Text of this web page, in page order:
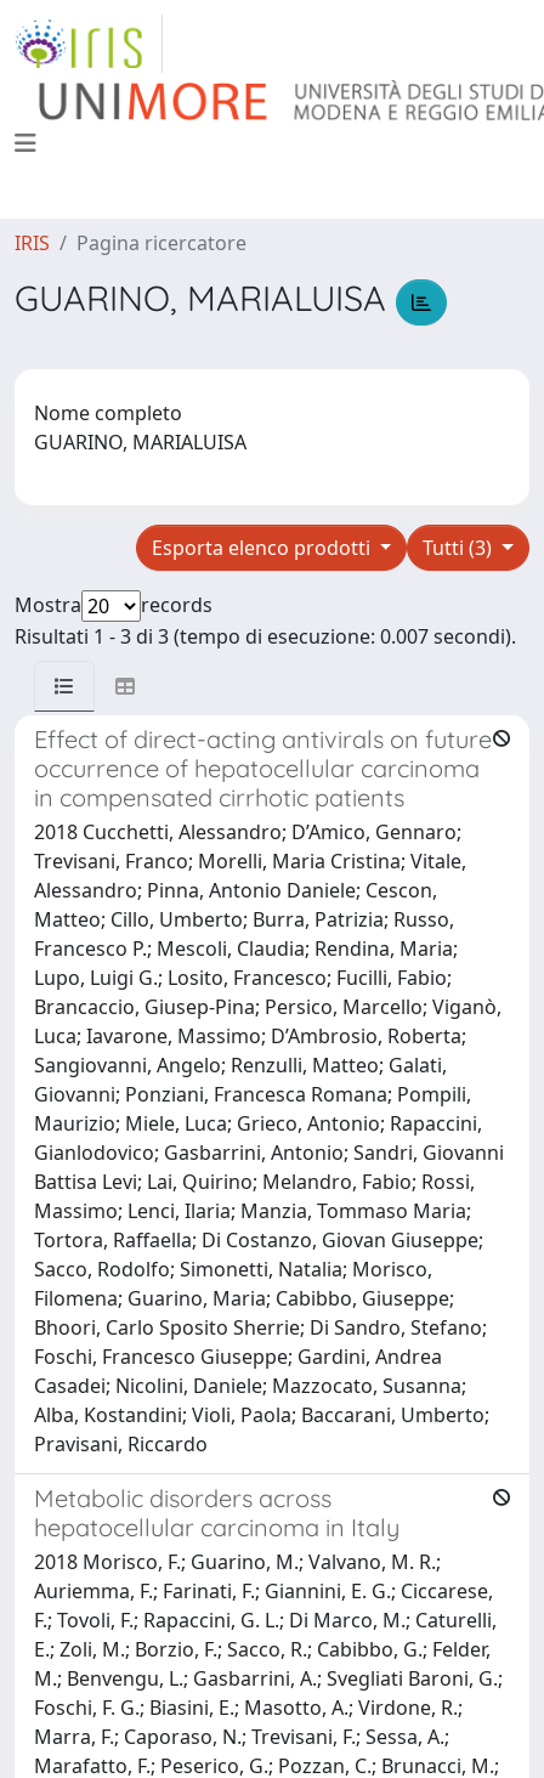
IRIS Pagina ricercatore
GUARINO, MARIALUISA
Nome completo
GUARINO, MARIALUISA
Tutti (3)
Esporta elenco prodotti
Mostra
records
Risultati 1 - 3 di 3 (tempo di esecuzione: 0.007 secondi).
Effect of direct-acting antivirals on future
occurrence of hepatocellular carcinoma
in compensated cirrhotic patients
2018 Cucchetti, Alessandro; D’Amico, Gennaro;
Trevisani, Franco; Morelli, Maria Cristina; Vitale,
Alessandro; Pinna, Antonio Daniele; Cescon,
Matteo; Cillo, Umberto; Burra, Patrizia; Russo,
Francesco P.; Mescoli, Claudia; Rendina, Maria;
Lupo, Luigi G.; Losito, Francesco; Fucilli, Fabio;
Brancaccio, Giusep-Pina; Persico, Marcello; Viganò,
Luca; Iavarone, Massimo; D’Ambrosio, Roberta;
Sangiovanni, Angelo; Renzulli, Matteo; Galati,
Giovanni; Ponziani, Francesca Romana; Pompili,
Maurizio; Miele, Luca; Grieco, Antonio; Rapaccini,
Gianlodovico; Gasbarrini, Antonio; Sandri, Giovanni
Battisa Levi; Lai, Quirino; Melandro, Fabio; Rossi,
Massimo; Lenci, Ilaria; Manzia, Tommaso Maria;
Tortora, Raffaella; Di Costanzo, Giovan Giuseppe;
Sacco, Rodolfo; Simonetti, Natalia; Morisco,
Filomena; Guarino, Maria; Cabibbo, Giuseppe;
Bhoori, Carlo Sposito Sherrie; Di Sandro, Stefano;
Foschi, Francesco Giuseppe; Gardini, Andrea
Casadei; Nicolini, Daniele; Mazzocato, Susanna;
Alba, Kostandini; Violi, Paola; Baccarani, Umberto;
Pravisani, Riccardo
Metabolic disorders across
hepatocellular carcinoma in Italy
2018 Morisco, F.; Guarino, M.; Valvano, M. R.;
Auriemma, F.; Farinati, F.; Giannini, E. G.; Ciccarese,
F.; Tovoli, F.; Rapaccini, G. L.; Di Marco, M.; Caturelli,
E.; Zoli, M.; Borzio, F.; Sacco, R.; Cabibbo, G.; Felder,
M.; Benvengu, L.; Gasbarrini, A.; Svegliati Baroni, G.;
Foschi, F. G.; Biasini, E.; Masotto, A.; Virdone, R.;
Marra, F.; Caporaso, N.; Trevisani, F.; Sessa, A.;
Marafatto, F.; Peserico, G.; Pozzan, C.; Brunacci, M.;